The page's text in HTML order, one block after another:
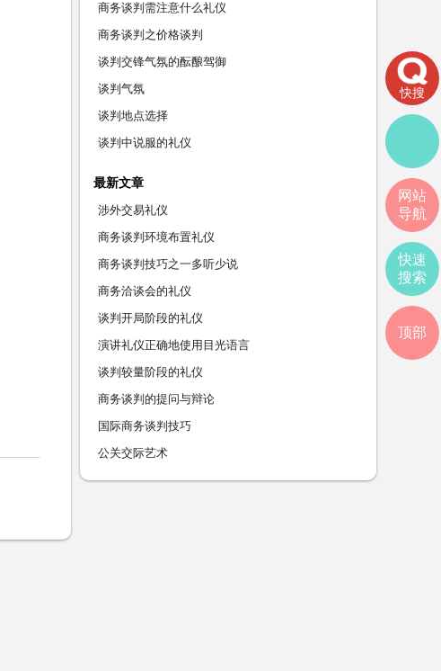
商务谈判需注意什么礼仪
商务谈判之价格谈判
谈判交锋气氛的酝酿驾御
谈判气氛
谈判地点选择
谈判中说服的礼仪
最新文章
涉外交易礼仪
商务谈判环境布置礼仪
商务谈判技巧之一多听少说
商务洽谈会的礼仪
谈判开局阶段的礼仪
演讲礼仪正确地使用目光语言
谈判较量阶段的礼仪
商务谈判的提问与辩论
国际商务谈判技巧
公关交际艺术
快搜
网站
导航
快速
搜索
顶部